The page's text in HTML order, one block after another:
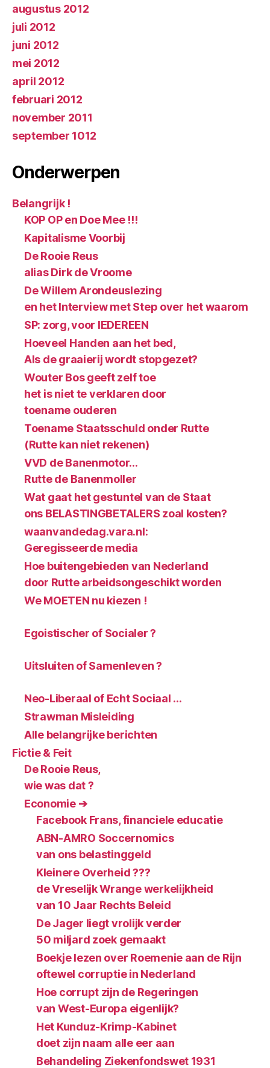
augustus 2012
juli 2012
juni 2012
mei 2012
april 2012
februari 2012
november 2011
september 1012
Onderwerpen
Belangrijk !
KOP OP en Doe Mee !!!
Kapitalisme Voorbij
De Rooie Reus
alias Dirk de Vroome
De Willem Arondeuslezing
en het Interview met Step over het waarom
SP: zorg, voor IEDEREEN
Hoeveel Handen aan het bed,
Als de graaierij wordt stopgezet?
Wouter Bos geeft zelf toe
het is niet te verklaren door
toename ouderen
Toename Staatsschuld onder Rutte
(Rutte kan niet rekenen)
VVD de Banenmotor…
Rutte de Banenmoller
Wat gaat het gestuntel van de Staat
ons BELASTINGBETALERS zoal kosten?
waanvandedag.vara.nl:
Geregisseerde media
Hoe buitengebieden van Nederland
door Rutte arbeidsongeschikt worden
We MOETEN nu kiezen !
Egoistischer of Socialer ?
Uitsluiten of Samenleven ?
Neo-Liberaal of Echt Sociaal …
Strawman Misleiding
Alle belangrijke berichten
Fictie & Feit
De Rooie Reus,
wie was dat ?
Economie ➔
Facebook Frans, financiele educatie
ABN-AMRO Soccernomics
van ons belastinggeld
Kleinere Overheid ???
de Vreselijk Wrange werkelijkheid
van 10 Jaar Rechts Beleid
De Jager liegt vrolijk verder
50 miljard zoek gemaakt
Boekje lezen over Roemenie aan de Rijn
oftewel corruptie in Nederland
Hoe corrupt zijn de Regeringen
van West-Europa eigenlijk?
Het Kunduz-Krimp-Kabinet
doet zijn naam alle eer aan
Behandeling Ziekenfondswet 1931